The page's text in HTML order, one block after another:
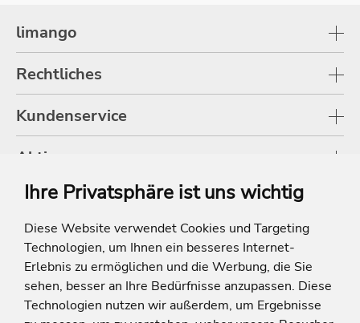
Ihre Privatsphäre ist uns wichtig
Diese Website verwendet Cookies und Targeting
Technologien, um Ihnen ein besseres Internet-
Erlebnis zu ermöglichen und die Werbung, die Sie
sehen, besser an Ihre Bedürfnisse anzupassen. Diese
Technologien nutzen wir außerdem, um Ergebnisse
limango
Rechtliches
Kundenservice
Aktionen
Shop
* Die Ersparnis bezieht sich auf die aktuellen Listenpreise der Hotels, bei
Paketangeboten auf die Summe der Preise der Einzelleistungen.
**Streichpreise beziehen sich auf die ursprünglichen Preise des Reiseveranstalters.